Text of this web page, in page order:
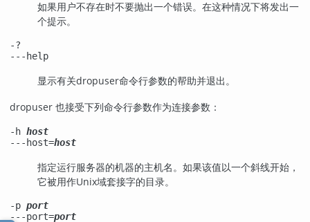
如果用户不存在时不要抛出一个错误。在这种情况下将发出一
个提示。
-?
---help
显示有关dropuser命令行参数的帮助并退出。
dropuser 也接受下列命令行参数作为连接参数：
-h host
---host=host
指定运行服务器的机器的主机名。如果该值以一个斜线开始，
它被用作Unix域套接字的目录。
-p port
---port=port